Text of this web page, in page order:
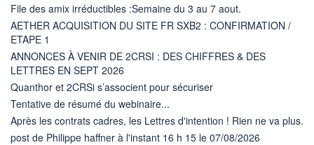
File des amix irréductibles :Semaine du 3 au 7 aout.
AETHER ACQUISITION DU SITE FR SXB2 : CONFIRMATION /
ETAPE 1
ANNONCES À VENIR DE 2CRSI : DES CHIFFRES & DES
LETTRES EN SEPT 2026
Quanthor et 2CRSi s’associent pour sécuriser
Tentative de résumé du webinaire...
Après les contrats cadres, les Lettres d'intention ! Rien ne va plus.
post de Philippe haffner à l'instant 16 h 15 le 07/08/2026